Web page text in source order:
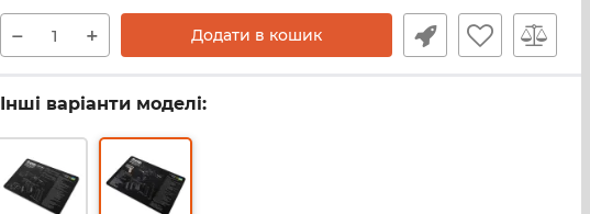
− + Додати в кошик
Інші варіанти моделі: